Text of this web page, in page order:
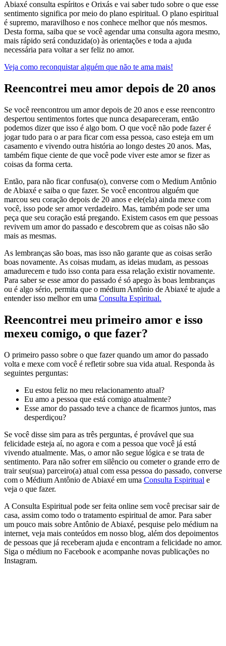
Abiaxé consulta espíritos e Orixás e vai saber tudo sobre o que esse
sentimento significa por meio do plano espiritual. O plano espiritual
é supremo, maravilhoso e nos conhece melhor que nós mesmos.
Desta forma, saiba que se você agendar uma consulta agora mesmo,
mais rápido será conduzida(o) às orientações e toda a ajuda
necessária para voltar a ser feliz no amor.
Veja como reconquistar alguém que não te ama mais!
Reencontrei meu amor depois de 20 anos
Se você reencontrou um amor depois de 20 anos e esse reencontro
despertou sentimentos fortes que nunca desapareceram, então
podemos dizer que isso é algo bom. O que você não pode fazer é
jogar tudo para o ar para ficar com essa pessoa, caso esteja em um
casamento e vivendo outra história ao longo destes 20 anos. Mas,
também fique ciente de que você pode viver este amor se fizer as
coisas da forma certa.
Então, para não ficar confusa(o), converse com o Medium Antônio
de Abiaxé e saiba o que fazer. Se você encontrou alguém que
marcou seu coração depois de 20 anos e ele(ela) ainda mexe com
você, isso pode ser amor verdadeiro. Mas, também pode ser uma
peça que seu coração está pregando. Existem casos em que pessoas
revivem um amor do passado e descobrem que as coisas não são
mais as mesmas.
As lembranças são boas, mas isso não garante que as coisas serão
boas novamente. As coisas mudam, as ideias mudam, as pessoas
amadurecem e tudo isso conta para essa relação existir novamente.
Para saber se esse amor do passado é só apego às boas lembranças
ou é algo sério, permita que o médium Antônio de Abiaxé te ajude a
entender isso melhor em uma Consulta Espiritual.
Reencontrei meu primeiro amor e isso
mexeu comigo, o que fazer?
O primeiro passo sobre o que fazer quando um amor do passado
volta e mexe com você é refletir sobre sua vida atual. Responda às
seguintes perguntas:
Eu estou feliz no meu relacionamento atual?
Eu amo a pessoa que está comigo atualmente?
Esse amor do passado teve a chance de ficarmos juntos, mas
desperdiçou?
Se você disse sim para as três perguntas, é provável que sua
felicidade esteja aí, no agora e com a pessoa que você já está
vivendo atualmente. Mas, o amor não segue lógica e se trata de
sentimento. Para não sofrer em silêncio ou cometer o grande erro de
trair seu(sua) parceiro(a) atual com essa pessoa do passado, converse
com o Médium Antônio de Abiaxé em uma Consulta Espiritual e
veja o que fazer.
A Consulta Espiritual pode ser feita online sem você precisar sair de
casa, assim como todo o tratamento espiritual de amor. Para saber
um pouco mais sobre Antônio de Abiaxé, pesquise pelo médium na
internet, veja mais conteúdos em nosso blog, além dos depoimentos
de pessoas que já receberam ajuda e encontram a felicidade no amor.
Siga o médium no Facebook e acompanhe novas publicações no
Instagram.